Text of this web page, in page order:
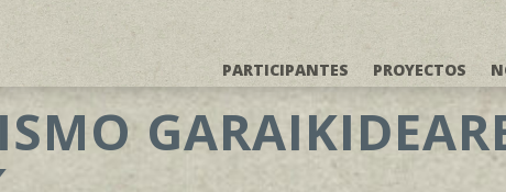
PARTICIPANTES PROYECTOS